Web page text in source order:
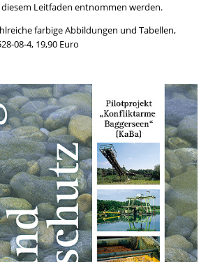
Leitfaden entnommen werden.
farbige Abbildungen und Tabellen,
08-4, 19,90 Euro